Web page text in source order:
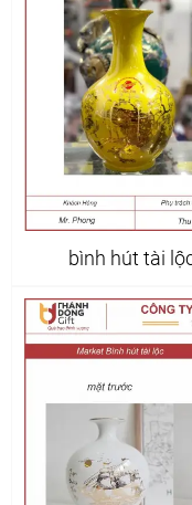
bình hút tài